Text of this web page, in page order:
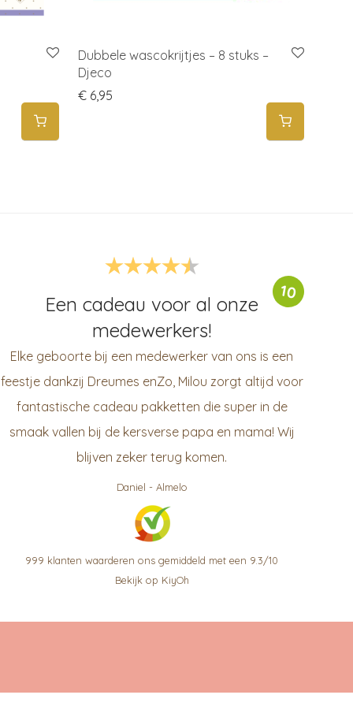
Dubbele wascokrijtjes – 8 stuks –
Djeco
€ 6,95
10
Een cadeau voor al onze
medewerkers!
Elke geboorte bij een medewerker van ons is een
feestje dankzij Dreumes enZo, Milou zorgt altijd voor
fantastische cadeau pakketten die super in de
smaak vallen bij de kersverse papa en mama! Wij
blijven zeker terug komen.
Daniel - Almelo
999 klanten waarderen ons gemiddeld met een 9.3/10
Bekijk op KiyOh